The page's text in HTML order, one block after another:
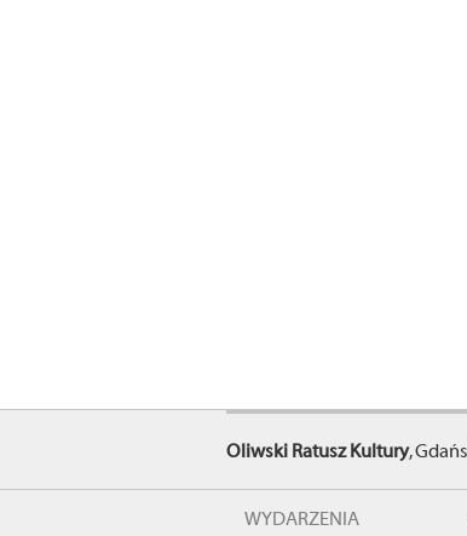
Oliwski Ratusz Kultury,
WYDARZENIA